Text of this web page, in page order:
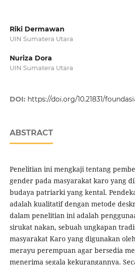
Riki Dermawan
UIN Sumatera Utara
Nuriza Dora
UIN Sumatera Utara
DOI: https://doi.org/10.21831/
ABSTRACT
Penelitian ini mengkaji tentang
gender pada masyarakat karo yang
budaya patriarki yang kental.
adalah kualitatif dengan metode
dalam penelitian ini adalah
sirukat nakan, sebuah ungkapan
masyarakat Karo yang digunakan
merayu perempuan agar bersedia
menerima segala kekurangannya.